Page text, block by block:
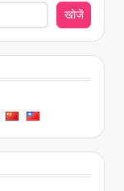
खोजें